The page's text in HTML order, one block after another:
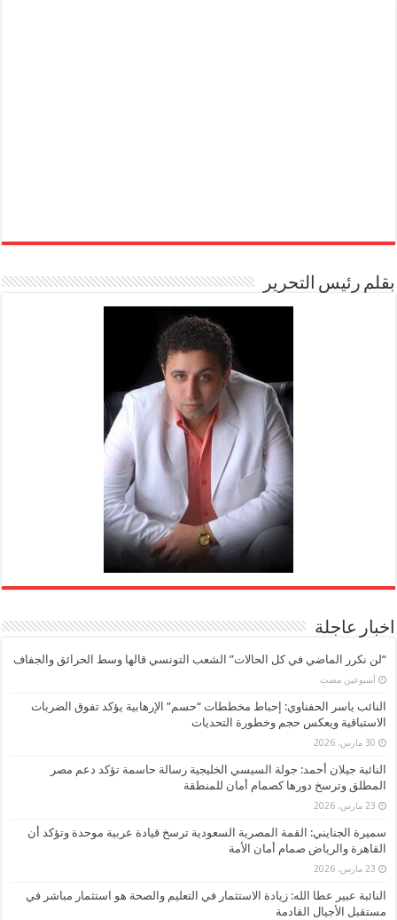
بقلم رئيس التحرير
اخبار عاجلة
“لن نكرر الماضي في كل الحالات” الشعب التونسي قالها وسط الحرائق والجفاف
‏أسبوعين مضت
النائب ياسر الحفناوي: إحباط مخططات “حسم” الإرهابية يؤكد تفوق الضربات
الاستباقية ويعكس حجم وخطورة التحديات
30 مارس، 2026
النائبة جيلان أحمد: جولة السيسي الخليجية رسالة حاسمة تؤكد دعم مصر
المطلق وترسخ دورها كصمام أمان للمنطقة
23 مارس، 2026
سميرة الجنايني: القمة المصرية السعودية ترسخ قيادة عربية موحدة وتؤكد أن
القاهرة والرياض صمام أمان الأمة
23 مارس، 2026
النائبة عبير عطا الله: زيادة الاستثمار في التعليم والصحة هو استثمار مباشر في
مستقبل الأجيال القادمة